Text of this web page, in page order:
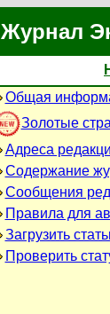
Журнал
Общая
Золотые
Адреса
Содержание
Сообщения
Правила для
Загрузить
Проверить